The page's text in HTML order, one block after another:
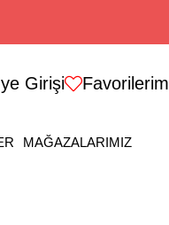
Girişi Favorilerim
MAĞAZALARIMIZ